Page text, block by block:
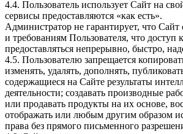
4.4. Пользователь использует Сайт на
сервисы предоставляются «как есть».
Администратор не гарантирует, что Сайт
и требованиям Пользователя, что доступ
предоставляться непрерывно, быстро,
4.5. Пользователю запрещается
изменять, удалять, дополнять,
содержащиеся на Сайте результаты
деятельности; создавать производные
или продавать продукты на их основе,
отображать или любым другим образом
права без прямого письменного